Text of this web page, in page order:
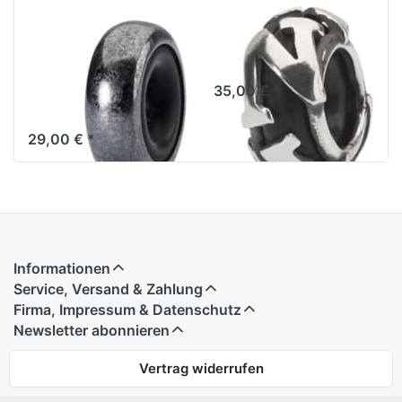
Silber Spacer
oxidiert TAGBE
00139 ( Stopper
29,00 € *
Trollbeads N
Spacer TAGBE-
10223
35,00 € *
Informationen
Service, Versand & Zahlung
Firma, Impressum & Datenschutz
Newsletter abonnieren
Vertrag widerrufen